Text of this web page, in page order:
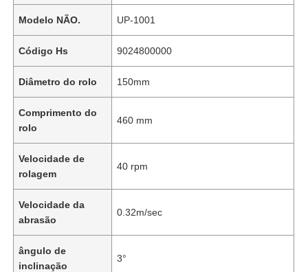
Modelo NÃO. UP-1001
Código Hs 9024800000
Diâmetro do rolo 150mm
Comprimento do
rolo
460 mm
Velocidade de
rolagem
40 rpm
Velocidade da
abrasão
0.32m/sec
ângulo de
inclinação
3°